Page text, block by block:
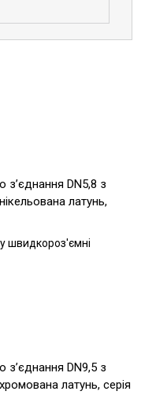
з’єднання DN5,8 з
латунь,
швидкороз'ємні
з’єднання DN9,5 з
латунь, серія